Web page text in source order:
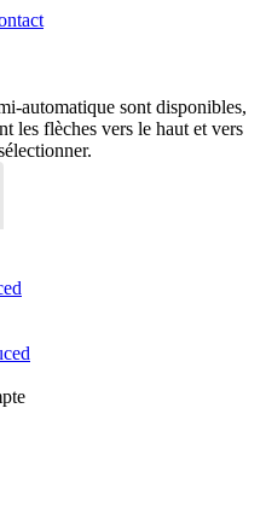
automatique sont disponibles,
les flèches vers le haut et vers